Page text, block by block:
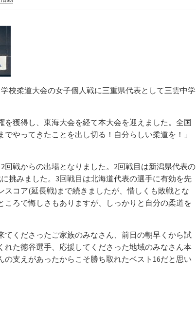
校柔道大会の女子個人戦に三重県代表として三雲中学
獲得し、東海大会を経て本大会を迎えました。全国
やってきたことを出し切る！自分らしい柔道を！」
回戦からの出場となりました。2回戦目は新潟県代表の
挑みました。3回戦目は北海道代表の選手に有効を先
コア(延長戦)まで続きましたが、惜しくも敗戦とな
ころで悔しさもありますが、しっかりと自分の柔道を
てくださったご家族のみなさん、前日の朝早くから試
た徳谷選手、応援してくださった地域のみなさん本
支えがあったからこそ勝ち取れたベスト16だと思い